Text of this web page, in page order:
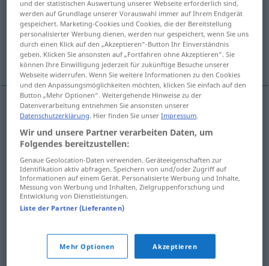
Übersicht aller Übersetzungen
(Für mehr Details die Übersetzung anklicken/antippen)
enganar, iludir, burlar, lograr, abusar de,
frustrar
enganar,iludir täuschen
burlar täuschen(≈ betrügen)
lograr täuschen
abusar de täuschen (≈ hintergehen)
täuschenjemandes Hoffnung
und der statistischen Auswertung unserer Webseite erforderlich sind,
werden auf Grundlage unserer Vorauswahl immer auf Ihrem Endgerät
gespeichert. Marketing-Cookies und Cookies, die der Bereitstellung
personalisierter Werbung dienen, werden nur gespeichert, wenn Sie uns
durch einen Klick auf den „Akzeptieren“-Button Ihr Einverständnis
geben. Klicken Sie ansonsten auf „Fortfahren ohne Akzeptieren“. Sie
können Ihre Einwilligung jederzeit für zukünftige Besuche unserer
Webseite widerrufen. Wenn Sie weitere Informationen zu den Cookies
und den Anpassungsmöglichkeiten möchten, klicken Sie einfach auf den
Button „Mehr Optionen“. Weitergehende Hinweise zu der
Datenverarbeitung entnehmen Sie ansonsten unserer
Datenschutzerklärung. Hier finden Sie unserImpressum.
Wir und unsere Partner verarbeiten Daten, um
Folgendes bereitzustellen:
Genaue Geolocation-Daten verwenden. Geräteeigenschaften zur
Identifikation aktiv abfragen. Speichern von und/oder Zugriff auf
Informationen auf einem Gerät. Personalisierte Werbung und Inhalte,
Messung von Werbung und Inhalten, Zielgruppenforschung und
Entwicklung von Dienstleistungen.
Liste der Partner (Lieferanten)
Mehr Optionen Akzeptieren